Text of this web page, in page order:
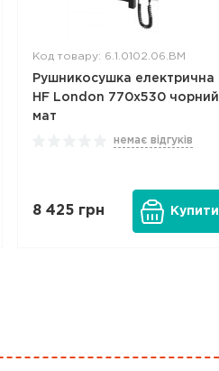
Код товару: 6.1.0102.06.BM
Рушникосушка електрична
HF London 770x530 чорний
мат
немає відгуків
8 425 грн Купити